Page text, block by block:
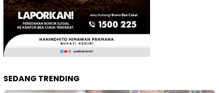
SEDANG TRENDING